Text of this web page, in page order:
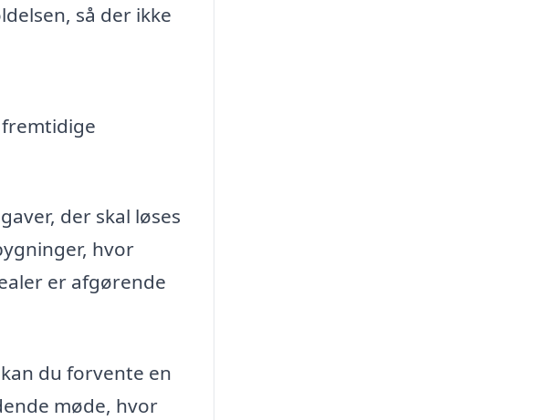
så der ikke
der skal løses
hvor
er afgørende
du forvente en
møde, hvor